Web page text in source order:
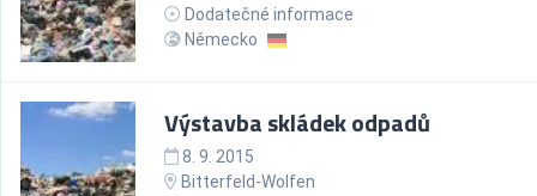
Dodatečné informace
Německo
Výstavba skládek odpadů
8. 9. 2015
Bitterfeld-Wolfen